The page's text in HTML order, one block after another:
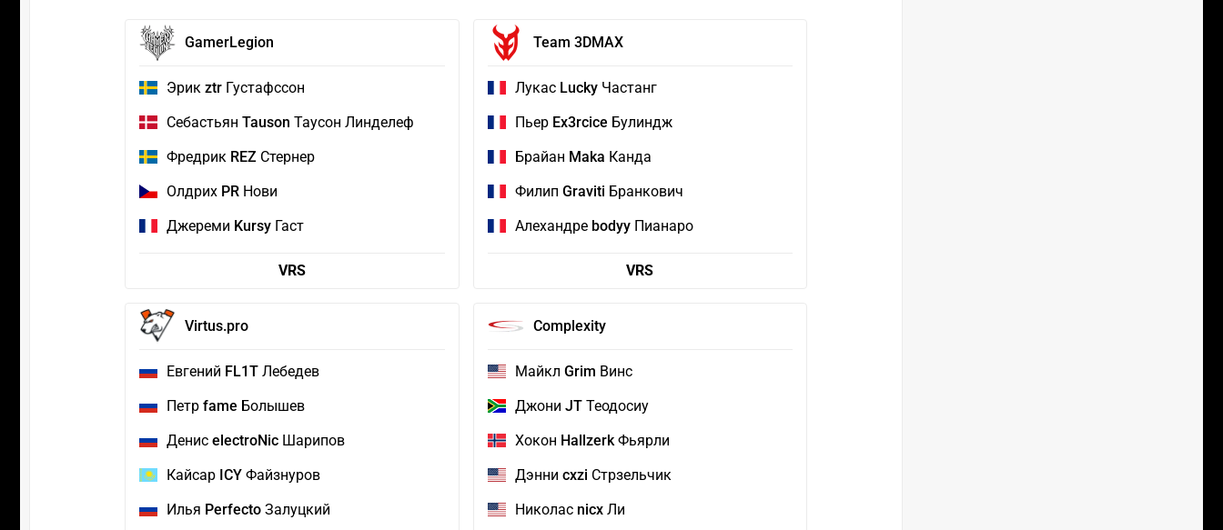
GamerLegion
Эрик ztr Густафссон
Себастьян Tauson Таусон Линделеф
Фредрик REZ Стернер
Олдрих PR Нови
Джереми Kursy Гаст
VRS
Team 3DMAX
Лукас LuckyЧастанг
Пьер Ex3rcice Булиндж
Брайан Maka Канда
Филип Graviti Бранкович
Алехандре bodyyПианаро
VRS
Virtus.pro
Евгений FL1T Лебедев
Петр fame Болышев
Денис electroNic Шарипов
Кайсар ICY Файзнуров
Илья Perfecto Залуцкий
Complexity
Майкл Grim Винс
Джони JTТеодосиу
Хокон HallzerkФьярли
Дэнни cxzi Стрзельчик
Николас nicxЛи